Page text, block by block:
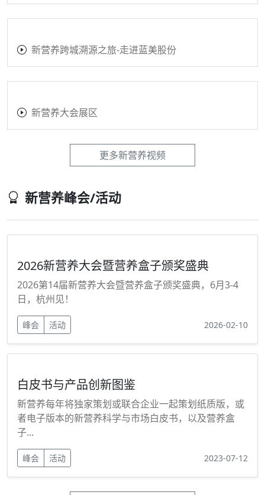
新营养跨城溯源之旅-走进蓝美股份
新营养大会展区
更多新营养视频
新营养峰会/活动
2026新营养大会暨营养盒子颁奖盛典
2026第14届新营养大会暨营养盒子颁奖盛典，6月3-4
日，杭州见！
峰会 活动 2026-02-10
白皮书与产品创新图鉴
新营养每年将独家策划或联合企业一起策划纸质版，或
者电子版本的新营养科学与市场白皮书，以及营养盒
子...
峰会 活动 2023-07-12